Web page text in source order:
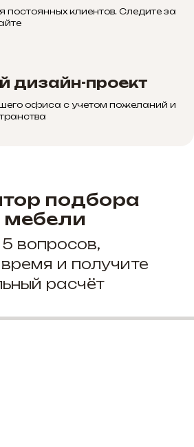
постоянных клиентов. Следите за
дизайн-проект
офиса с учетом пожеланий и
подбора
вопросов,
и получите
расчёт